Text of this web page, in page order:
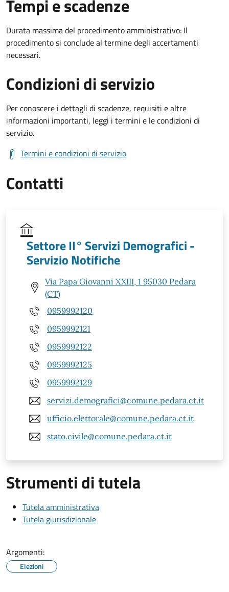
Tempi e scadenze
Durata massima del procedimento amministrativo: Il
procedimento si conclude al termine degli accertamenti
necessari.
Condizioni di servizio
Per conoscere i dettagli di scadenze, requisiti e altre
informazioni importanti, leggi i termini e le condizioni di
servizio.
Termini e condizioni di servizio
Contatti
Settore II° Servizi Demografici -
Servizio Notifiche
Via Papa Giovanni XXIII, 1 95030 Pedara
(CT)
0959992120
0959992121
0959992122
0959992125
0959992129
servizi.demografici@comune.pedara.ct.it
ufficio.elettorale@comune.pedara.ct.it
stato.civile@comune.pedara.ct.it
Strumenti di tutela
Tutela amministrativa
Tutela giurisdizionale
Argomenti:
Elezioni